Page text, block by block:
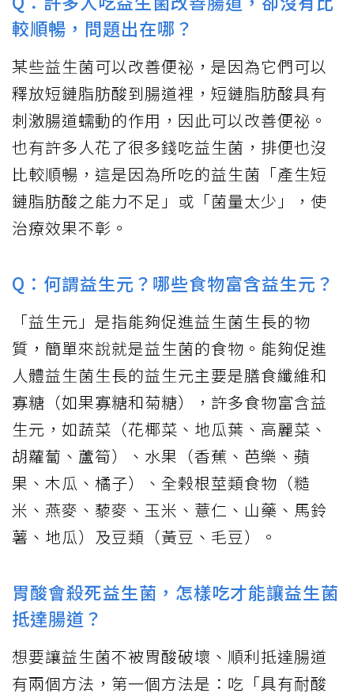
較順暢，問題出在哪？
某些益生菌可以改善便祕，是因為它們可以
釋放短鏈脂肪酸到腸道裡，短鏈脂肪酸具有
刺激腸道蠕動的作用，因此可以改善便祕。
也有許多人花了很多錢吃益生菌，排便也沒
比較順暢，這是因為所吃的益生菌「產生短
鏈脂肪酸之能力不足」或「菌量太少」，使
治療效果不彰。
Q：何謂益生元？哪些食物富含益生元？
「益生元」是指能夠促進益生菌生長的物
質，簡單來說就是益生菌的食物。能夠促進
人體益生菌生長的益生元主要是膳食纖維和
寡糖（如果寡糖和菊糖），許多食物富含益
生元，如蔬菜（花椰菜、地瓜葉、高麗菜、
胡蘿蔔、蘆筍）、水果（香蕉、芭樂、蘋
果、木瓜、橘子）、全榖根莖類食物（糙
米、燕麥、藜麥、玉米、薏仁、山藥、馬鈴
薯、地瓜）及豆類（黃豆、毛豆）。
胃酸會殺死益生菌，怎樣吃才能讓益生菌
抵達腸道？
想要讓益生菌不被胃酸破壞、順利抵達腸道
有兩個方法，第一個方法是：吃「具有耐酸